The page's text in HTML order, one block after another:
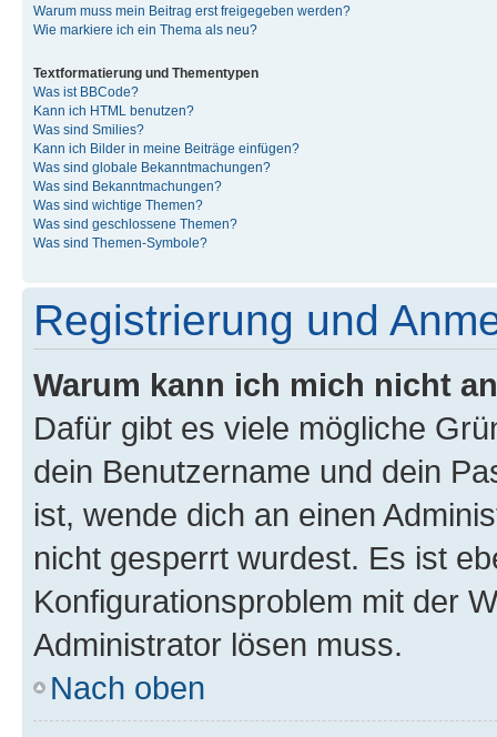
Warum muss mein Beitrag erst freigegeben werden?
Wie markiere ich ein Thema als neu?
Textformatierung und Thementypen
Was ist BBCode?
Kann ich HTML benutzen?
Was sind Smilies?
Kann ich Bilder in meine Beiträge einfügen?
Was sind globale Bekanntmachungen?
Was sind Bekanntmachungen?
Was sind wichtige Themen?
Was sind geschlossene Themen?
Was sind Themen-Symbole?
Registrierung und
Warum kann ich mich nicht
Dafür gibt es viele mögliche
dein Benutzername und dein
ist, wende dich an einen
nicht gesperrt wurdest. Es ist
Konfigurationsproblem mit der
Administrator lösen muss.
Nach oben